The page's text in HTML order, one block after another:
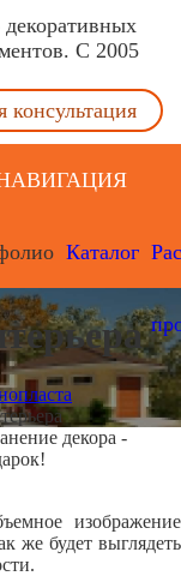
С 2005
консультация
Каталог
декора -
изображение
же будет выглядеть